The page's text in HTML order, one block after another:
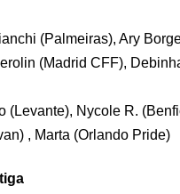
(Palmeiras), Ary
(Madrid CFF),
(Levante), Nycole R.
, Marta (Orlando Pride)